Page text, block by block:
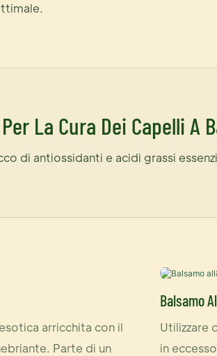
La Cura Dei Capelli A
di antiossidanti e acidi grassi
arricchita con il
Parte di un
Balsamo
Utilizzare
in